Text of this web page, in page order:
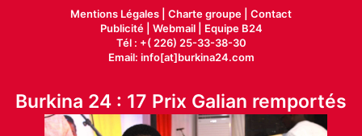
Mentions Légales | Charte groupe | Contact
Publicité| Webmail |
Equipe B24
Tél : +( 226) 25-33-38-30
Email: info[at]burkina24.com
Burkina 24 : 17 Prix Galian remportés